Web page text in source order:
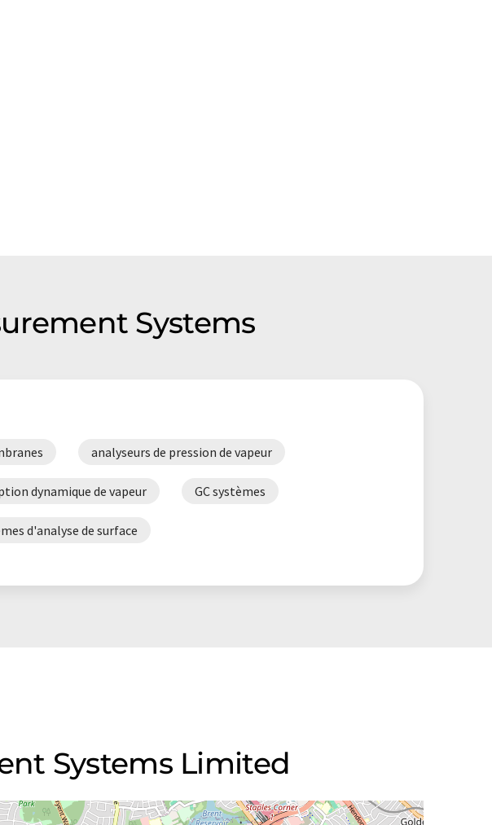
Systems
analyseurs de pression de vapeur
dynamique de vapeur GC systèmes
d'analyse de surface
Systems Limited